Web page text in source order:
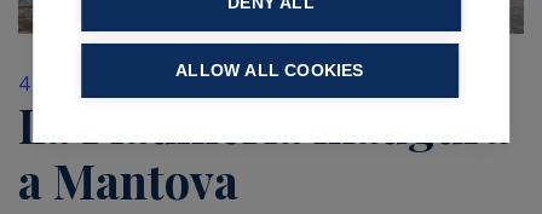
ALLOW ALL COOKIES
4 Febbraio 2020
La Piadineria inaugura
a Mantova